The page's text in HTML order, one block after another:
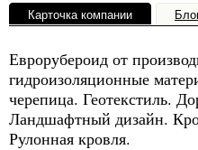
Карточка компании
Еврорубероид от
гидроизоляционные
черепица. Геотекстиль.
Ландшафтный дизайн.
Рулонная кровля.